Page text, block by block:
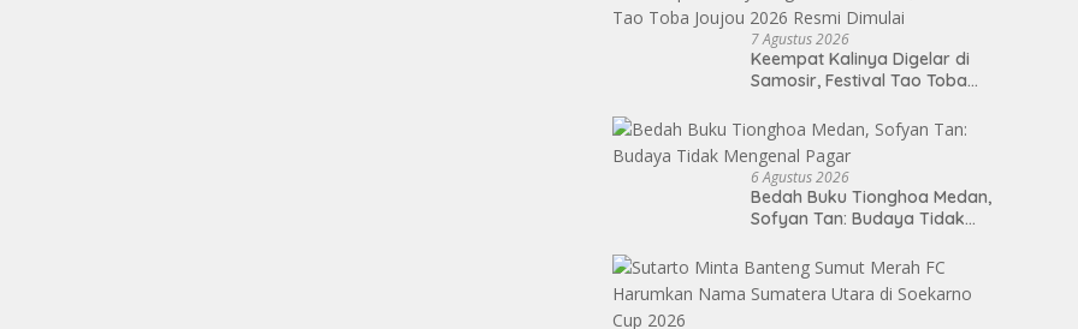
7 Agustus 2026
Keempat Kalinya Digelar di
Samosir, Festival Tao Toba
6 Agustus 2026
Bedah Buku Tionghoa Medan,
Sofyan Tan: Budaya Tidak